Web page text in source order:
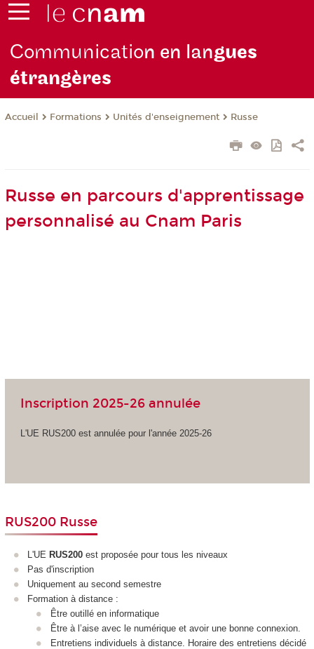
Communication en langues
étrangères
Accueil Formations Unités d'enseignement Russe
Russe en parcours d'apprentissage
personnalisé au Cnam Paris
Inscription 2025-26 annulée
L'UE RUS200 est annulée pour l'année 2025-26
RUS200 Russe
L'UE RUS200 est proposée pour tous les niveaux
Pas d'inscription
Uniquement au second semestre
Formation à distance :
Être outillé en informatique
Être à l’aise avec le numérique et avoir une bonne connexion.
Entretiens individuels à distance. Horaire des entretiens décidé